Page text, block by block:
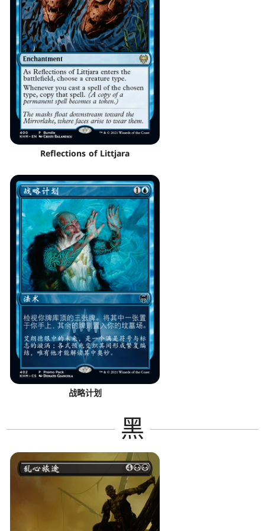
Reflections of Littjara
战略计划
黑